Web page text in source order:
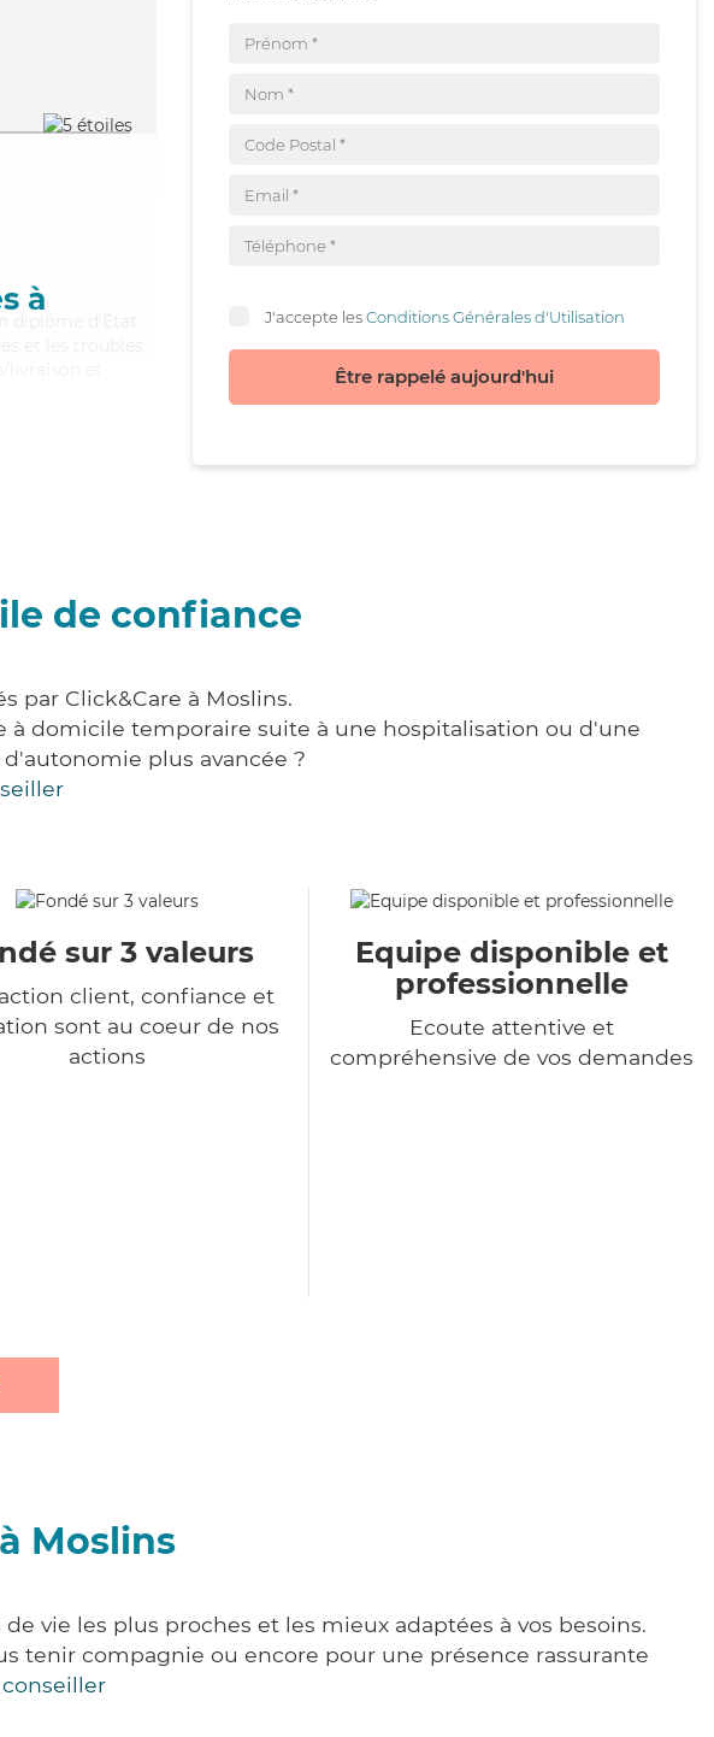
à
diplôme d'État
et les troubles
J'accepte lesConditions Générales d'Utilisation
Être rappelé aujourd'hui
de confiance
par Click&Care à Moslins.
domicile temporaire suite à une hospitalisation ou d'une
plus avancée ?
sur 3 valeurs
client, confiance et
sont au coeur de nos
actions
Equipe disponible et
professionnelle
Ecoute attentive et
compréhensive de vos demandes
Moslins
vie les plus proches et les mieux adaptées à vos besoins.
tenir compagnie ou encore pour une présence rassurante